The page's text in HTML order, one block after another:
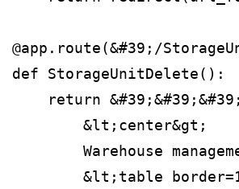
@app.route(&#39;/
def StorageUnitDelete():
    return &#39;&#39;&#39;
        &lt;center&gt;
Warehouse
&lt;table